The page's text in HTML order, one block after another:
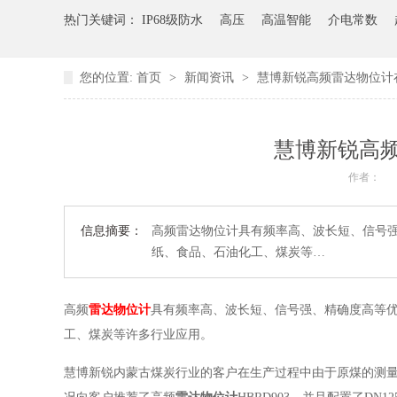
热门关键词： IP68级防水 高压 高温智能 介电常数
您的位置: 首页 > 新闻资讯 > 慧博新锐高频雷达物位
慧博新锐高
作者：
信息摘要：
高频雷达物位计具有频率高、波长短、信号
纸、食品、石油化工、煤炭等…
高频雷达物位计具有频率高、波长短、信号强、精确度高等
工、煤炭等许多行业应用。
慧博新锐内蒙古煤炭行业的客户在生产过程中由于原煤的测